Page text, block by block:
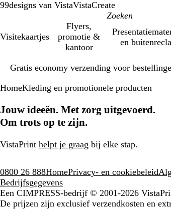
99designs van VistaVistaCreate
Visitekaartjes
Flyers,
promotie &
kantoor
en
Gratis economy verzending voor
1
HomeKleding en promotionele producten
Jouw ideeën. Met zorg uitgevoerd.
Om trots op te zijn.
VistaPrint helpt je graag bij elke stap.
0800 26 888HomePrivacy- en cookiebeleid
Bedrijfsgegevens
Een CIMPRESS-bedrijf © 2001-2026
De prijzen zijn exclusief verzendkosten en